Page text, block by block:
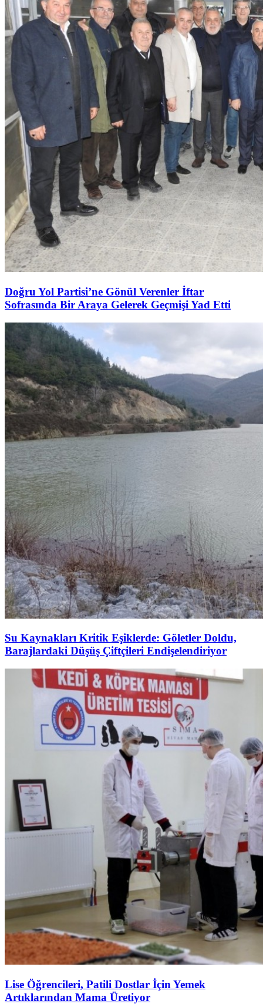
Doğru Yol Partisi’ne Gönül Verenler İftar
Sofrasında Bir Araya Gelerek Geçmişi Yad Etti
Su Kaynakları Kritik Eşiklerde: Göletler Doldu,
Barajlardaki Düşüş Çiftçileri Endişelendiriyor
Lise Öğrencileri, Patili Dostlar İçin Yemek
Artıklarından Mama Üretiyor